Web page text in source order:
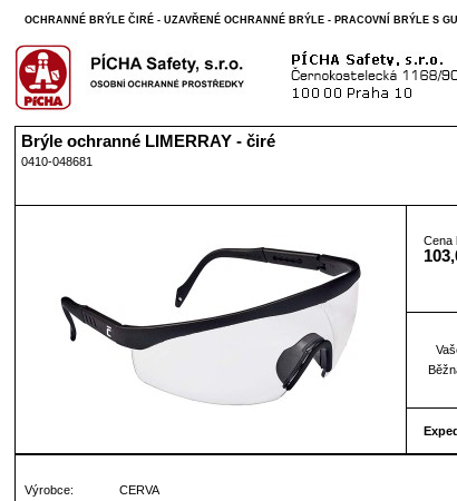
OCHRANNÉ BRÝLE ČIRÉ - UZAVŘENÉ OCHRANNÉ BRÝLE - PRACOVNÍ BRÝLE S
Brýle ochranné LIMERRAY - čiré
0410-048681
Cena
Výrobce:
CERVA